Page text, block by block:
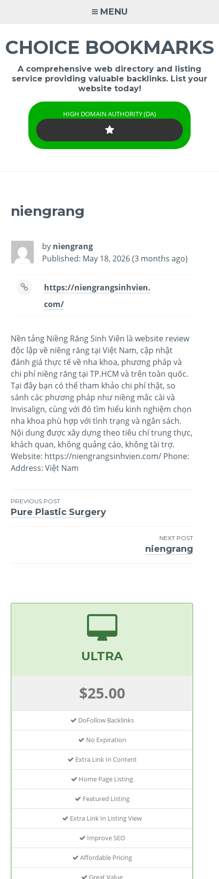
MENU
CHOICE BOOKMARKS
A comprehensive web directory and listing
service providing valuable backlinks. List your
website today!
HIGH DOMAIN AUTHORITY (DA)
niengrang
by niengrang
Published: May 18, 2026 (3 months ago)
https://niengrangsinhvien.
com/
Nền tảng Niềng Răng Sinh Viên là website review
độc lập về niềng răng tại Việt Nam, cập nhật
đánh giá thực tế về nha khoa, phương pháp và
chi phí niềng răng tại TP.HCM và trên toàn quốc.
Tại đây bạn có thể tham khảo chi phí thật, so
sánh các phương pháp như niềng mắc cài và
Invisalign, cùng với đó tìm hiểu kinh nghiệm chọn
nha khoa phù hợp với tình trạng và ngân sách.
Nội dung được xây dựng theo tiêu chí trung thực,
khách quan, không quảng cáo, không tài trợ.
Website: https://niengrangsinhvien.com/ Phone:
Address: Việt Nam
Post
PREVIOUS POST
Pure Plastic Surgery
NEXT POST
niengrang
ULTRA
$25.00
DoFollow Backlinks
No Expiration
Extra Link In Content
Home Page Listing
Featured Listing
Extra Link In Listing View
Improve SEO
Affordable Pricing
Great Value